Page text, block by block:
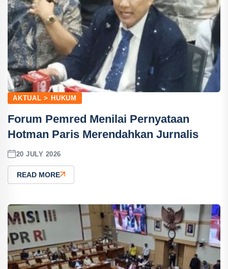
AKTUAL > HUKUM
Forum Pemred Menilai Pernyataan
Hotman Paris Merendahkan Jurnalis
20 JULY 2026
READ MORE